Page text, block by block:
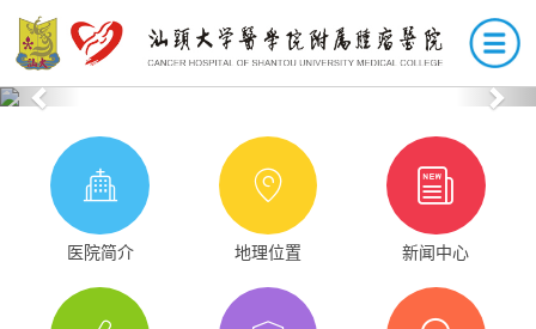
Previous
医院简介 地理位置 新闻中心